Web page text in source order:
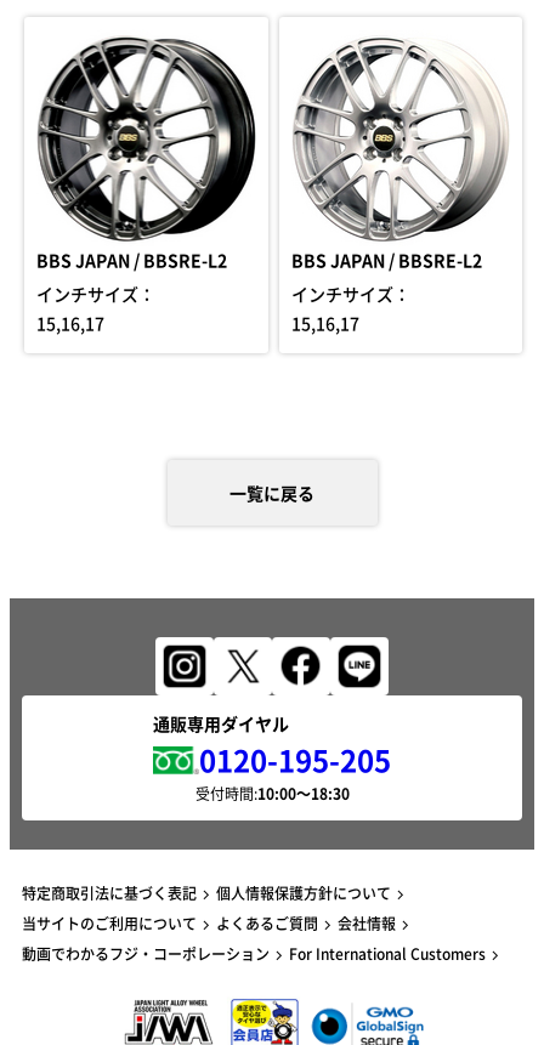
BBS JAPAN / BBSRE-L2
インチサイズ：
15,16,17
BBS JAPAN / BBSRE-L2
インチサイズ：
15,16,17
一覧に戻る
通販専用ダイヤル
0120-195-205
受付時間:
特定商取引法に基づく表記
個人情報保護方針について
当サイトのご利用について
よくあるご質問
会社情報
動画でわかるフジ・コーポレーション
For International Customers